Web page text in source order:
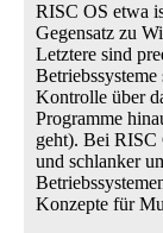
RISC OS etwa
Gegensatz zu
Letztere sind
Kontrolle über
Programme
geht). Bei RISC
und schlanker
Konzepte für